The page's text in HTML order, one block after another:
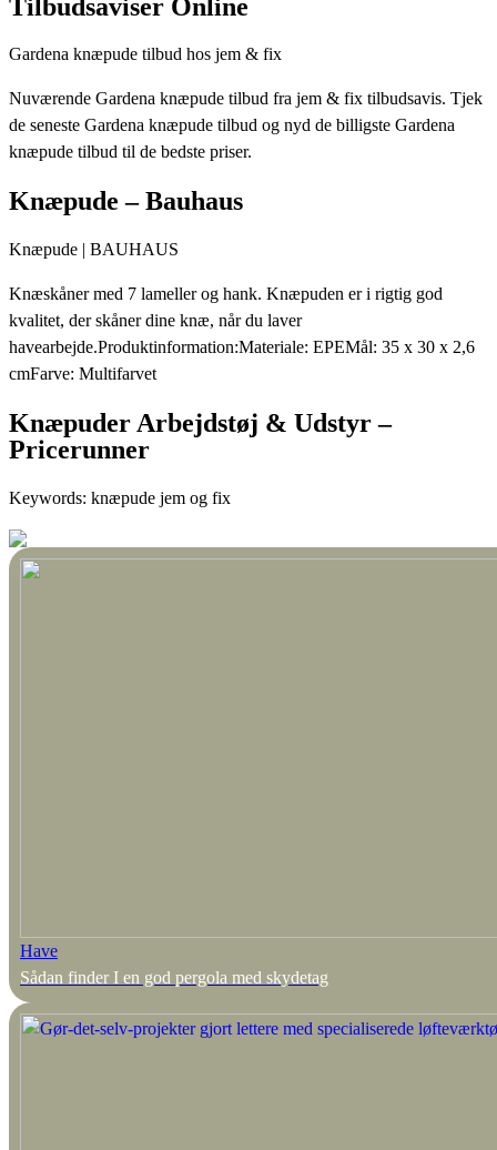
Tilbudsaviser Online
Gardena knæpude tilbud hos jem & fix
Nuværende Gardena knæpude tilbud fra jem & fix tilbudsavis. Tjek
de seneste Gardena knæpude tilbud og nyd de billigste Gardena
knæpude tilbud til de bedste priser.
Knæpude – Bauhaus
Knæpude | BAUHAUS
Knæskåner med 7 lameller og hank. Knæpuden er i rigtig god
kvalitet, der skåner dine knæ, når du laver
havearbejde.Produktinformation:Materiale: EPEMål: 35 x 30 x 2,6
cmFarve: Multifarvet
Knæpuder Arbejdstøj & Udstyr –
Pricerunner
Keywords: knæpude jem og fix
Have
Sådan finder I en god pergola med skydetag